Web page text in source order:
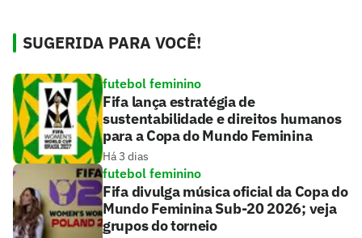
SUGERIDA PARA VOCÊ!
futebol feminino
Fifa lança estratégia de
sustentabilidade e direitos humanos
para a Copa do Mundo Feminina
Há 3 dias
futebol feminino
Fifa divulga música oficial da Copa do
Mundo Feminina Sub-20 2026; veja
grupos do torneio